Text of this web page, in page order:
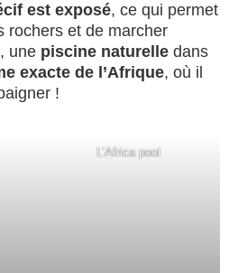
est exposé, ce qui permet
rochers et de marcher
, une piscine naturelle dans
exacte de l’Afrique, où il
!
L’Africa pool